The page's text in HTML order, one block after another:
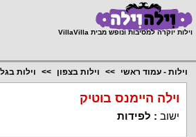
וילות יוקרה למסיבות ונופש מבית VillaVilla
וילות - עמוד ראשי וילות בצפון וילות
וילה היימנס בוטיק
ישוב : לפידות